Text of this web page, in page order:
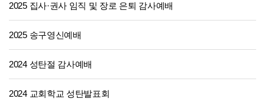
2025 집사·권사 임직 및 장로 은퇴 감사예배
2025 송구영신예배
2024 성탄절 감사예배
2024 교회학교 성탄발표회